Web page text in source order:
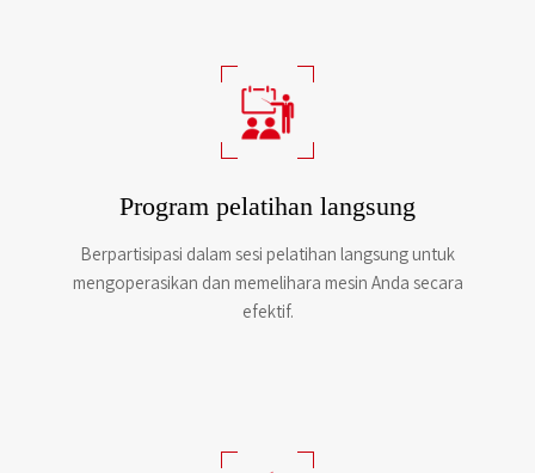
Program pelatihan langsung
Berpartisipasi dalam sesi pelatihan langsung untuk
mengoperasikan dan memelihara mesin Anda secara
efektif.